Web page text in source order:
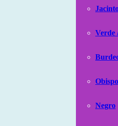
Verde
Obispo
Negro